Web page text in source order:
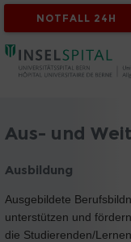
NOTFALL 24H
Aus- und
Ausbildung
Ausgebildete
unterstützen und fördern
die Studierenden/